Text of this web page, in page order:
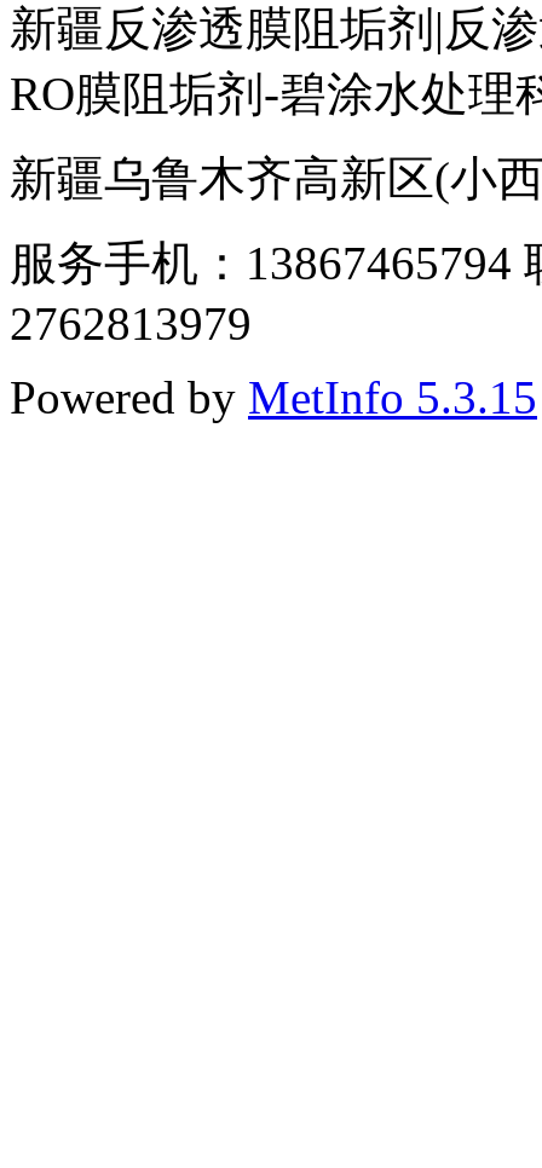
新疆反渗透膜阻垢剂|反
RO膜阻垢剂-碧涂水处理
新疆乌鲁木齐高新区(小
服务手机：13867465794
2762813979
Powered by MetInfo 5.3.15